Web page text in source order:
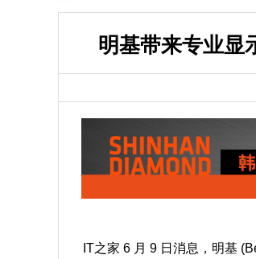
明基带来专业显
IT之家 6 月 9 日消息，明基